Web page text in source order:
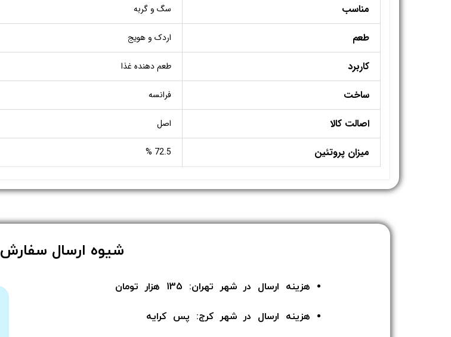
مناسب سگ و گربه
طعم اردک و هویج
کاربرد طعم دهنده غذا
ساخت فرانسه
اصالت کالا اصل
میزان پروتئین 72.5 %
هزینه ارسال در شهر تهران: 135 هزار تومان
هزینه ارسال در شهر کرج: پس کرایه
​شیوه ارسال سفارش